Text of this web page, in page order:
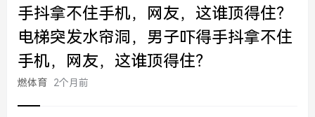
手抖拿不住手机，网友，这谁顶得住？
电梯突发水帘洞，男子吓得手抖拿不住
手机，网友，这谁顶得住？
燃体育 2个月前